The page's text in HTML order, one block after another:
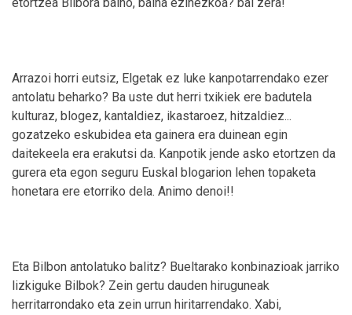
Arrazoi horri eutsiz, Elgetak ez luke kanpotarrendako ezer
antolatu beharko? Ba uste dut herri txikiek ere badutela
kulturaz, blogez, kantaldiez, ikastaroez, hitzaldiez...
gozatzeko eskubidea eta gainera era duinean egin
daitekeela era erakutsi da. Kanpotik jende asko etortzen da
gurera eta egon seguru Euskal blogarion lehen topaketa
honetara ere etorriko dela. Animo denoi!!
Eta Bilbon antolatuko balitz? Bueltarako konbinazioak jarriko
lizkiguke Bilbok? Zein gertu dauden hiruguneak
herritarrondako eta zein urrun hiritarrendako. Xabi,